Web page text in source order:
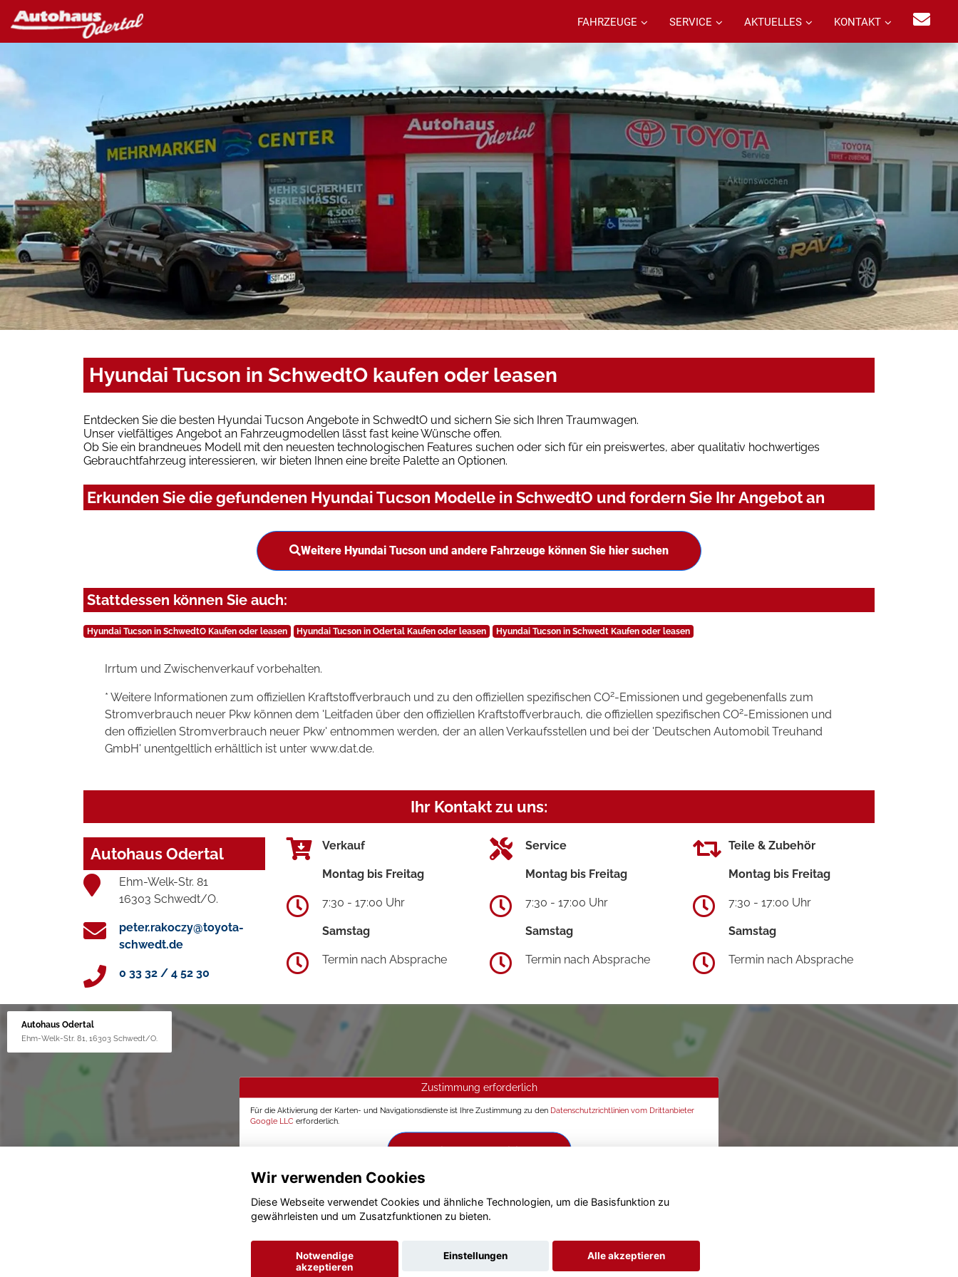
FAHRZEUGE SERVICE AKTUELLES KONTAKT
Hyundai Tucson in SchwedtO kaufen oder leasen
Entdecken Sie die besten Hyundai Tucson Angebote in SchwedtO und sichern Sie sich Ihren Traumwagen.
Unser vielfältiges Angebot an Fahrzeugmodellen lässt fast keine Wünsche offen.
Ob Sie ein brandneues Modell mit den neuesten technologischen Features suchen oder sich für ein preiswertes, aber qualitativ hochwertiges
Gebrauchtfahrzeug interessieren, wir bieten Ihnen eine breite Palette an Optionen.
Erkunden Sie die gefundenen Hyundai Tucson Modelle in SchwedtO und fordern Sie Ihr Angebot an
Weitere Hyundai Tucson und andere Fahrzeuge können Sie hier suchen
Stattdessen können Sie auch:
Hyundai Tucson in SchwedtO Kaufen oder leasen Hyundai Tucson in Odertal Kaufen oder leasen Hyundai Tucson in Schwedt Kaufen oder leasen
Irrtum und Zwischenverkauf vorbehalten.
* Weitere Informationen zum offiziellen Kraftstoffverbrauch und zu den offiziellen spezifischen CO2-Emissionen und gegebenenfalls zum
Stromverbrauch neuer Pkw können dem 'Leitfaden über den offiziellen Kraftstoffverbrauch, die offiziellen spezifischen CO2-Emissionen und
den offiziellen Stromverbrauch neuer Pkw' entnommen werden, der an allen Verkaufsstellen und bei der 'Deutschen Automobil Treuhand
GmbH' unentgeltlich erhältlich ist unter www.dat.de.
Ihr Kontakt zu uns:
Autohaus Odertal
Ehm-Welk-Str. 81
16303 Schwedt/O.
peter.rakoczy@toyota-
schwedt.de
0 33 32 / 4 52 30
Verkauf
Montag bis Freitag
7:30 - 17:00 Uhr
Samstag
Termin nach Absprache
Service
Montag bis Freitag
7:30 - 17:00 Uhr
Samstag
Termin nach Absprache
Teile & Zubehör
Montag bis Freitag
7:30 - 17:00 Uhr
Samstag
Termin nach Absprache
Autohaus Odertal
Ehm-Welk-Str. 81, 16303 Schwedt/O.
Zustimmung erforderlich
Für die Aktivierung der Karten- und Navigationsdienste ist Ihre Zustimmung zu den Datenschutzrichtlinien vom Drittanbieter
Google LLC erforderlich.
Wir verwenden Cookies
Diese Webseite verwendet Cookies und ähnliche Technologien, um die Basisfunktion zu
gewährleisten und um Zusatzfunktionen zu bieten.
Notwendige
akzeptieren
Einstellungen Alle akzeptieren